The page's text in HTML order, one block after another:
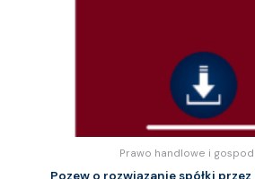
Prawo handlowe i
Pozew o rozwiązanie spółki